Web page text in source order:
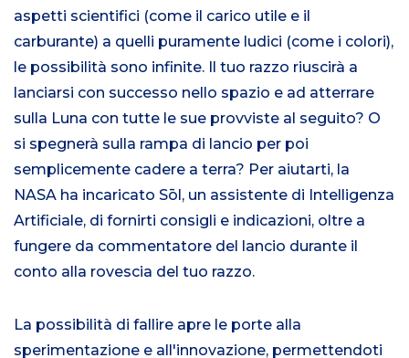
aspetti scientifici (come il carico utile e il
carburante) a quelli puramente ludici (come i colori),
le possibilità sono infinite. Il tuo razzo riuscirà a
lanciarsi con successo nello spazio e ad atterrare
sulla Luna con tutte le sue provviste al seguito? O
si spegnerà sulla rampa di lancio per poi
semplicemente cadere a terra? Per aiutarti, la
NASA ha incaricato Sōl, un assistente di Intelligenza
Artificiale, di fornirti consigli e indicazioni, oltre a
fungere da commentatore del lancio durante il
conto alla rovescia del tuo razzo.
La possibilità di fallire apre le porte alla
sperimentazione e all'innovazione, permettendoti